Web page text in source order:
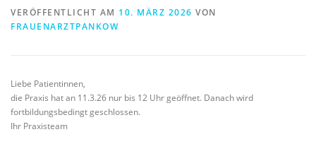
LEISTUNGEN DOWNLOADS
VERÖFFENTLICHT AM 10. MÄRZ 2026 VON
FRAUENARZTPANKOW
Liebe Patientinnen,
die Praxis hat an 11.3.26 nur bis 12 Uhr geöffnet. Danach wird
fortbildungsbedingt geschlossen.
Ihr Praxisteam